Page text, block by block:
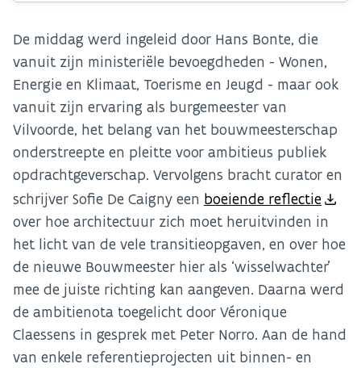
De middag werd ingeleid door Hans Bonte, die
vanuit zijn ministeriële bevoegdheden - Wonen,
Energie en Klimaat, Toerisme en Jeugd - maar ook
vanuit zijn ervaring als burgemeester van
Vilvoorde, het belang van het bouwmeesterschap
onderstreepte en pleitte voor ambitieus publiek
opdrachtgeverschap. Vervolgens bracht curator en
schrijver Sofie De Caigny een boeiende reflectie
over hoe architectuur zich moet heruitvinden in
het licht van de vele transitieopgaven, en over hoe
de nieuwe Bouwmeester hier als ‘wisselwachter’
mee de juiste richting kan aangeven. Daarna werd
de ambitienota toegelicht door Véronique
Claessens in gesprek met Peter Norro. Aan de hand
van enkele referentieprojecten uit binnen- en